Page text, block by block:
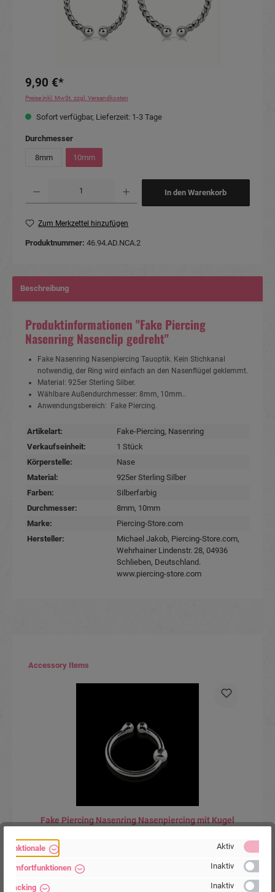
9,90 €*
Preise inkl. MwSt. zzgl. Versandkosten
Sofort verfügbar, Lieferzeit: 1-3 Tage
Durchmesserauswählen
8mm 10mm
In den Warenkorb
Zum Merkzettel hinzufügen
Produktnummer: 46.94.AD.NCA.2
Beschreibung
Produktinformationen "Fake Piercing
Nasenring Nasenclip gedreht"
Fake Nasenring Nasenpiercing Tauoptik. Kein Stichkanal
notwendig, der Ring wird einfach an den Nasenflügel geklemmt.
Material: 925er Sterling Silber.
Wählbare Außendurchmesser: 8mm, 10mm..
Anwendungsbereich: Fake Piercing.
Artikelart: Fake-Piercing, Nasenring
Verkaufseinheit:
1 Stück
Körperstelle:
Nase
Material:
925er Sterling Silber
Farben:
Silberfarbig
Durchmesser:
8mm, 10mm
Marke:
Piercing-Store.com
Hersteller:
Michael Jakob, Piercing-Store.com,
Wehrhainer Lindenstr. 28, 04936
Schlieben, Deutschland.
www.piercing-store.com
Produktgalerie überspringen
Accessory Items
Fake Piercing Nasenring Nasenpiercing mit Kugel
Funktionale Aktiv
Komfortfunktionen Inaktiv
Tracking Inaktiv